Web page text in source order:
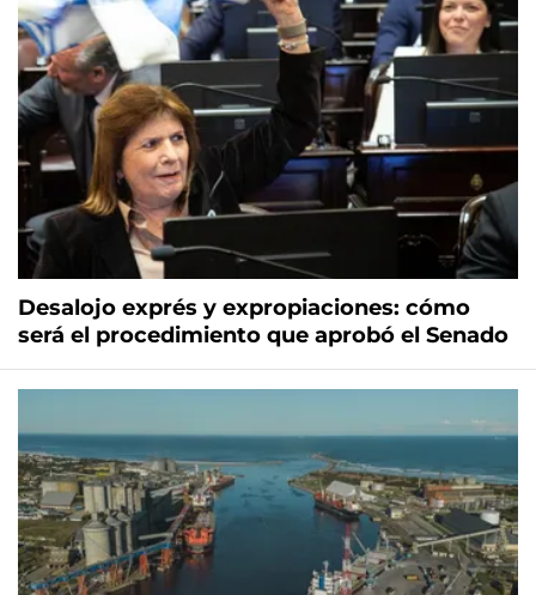
Desalojo exprés y expropiaciones: cómo
será el procedimiento que aprobó el Senado